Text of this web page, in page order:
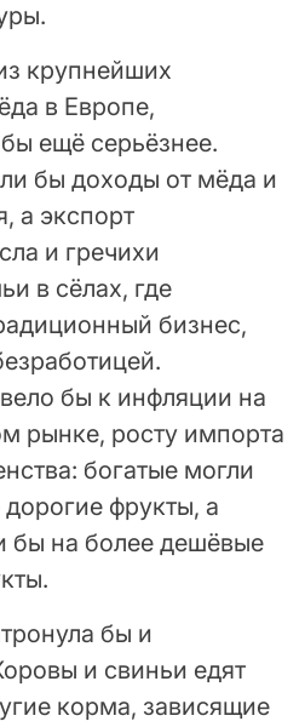
крупнейших
в Европе,
ещё серьёзнее.
бы доходы от мёда и
а экспорт
и гречихи
в сёлах, где
бизнес,
бы к инфляции на
рынке, росту импорта
богатые могли
фрукты, а
на более дешёвые
бы и
и свиньи едят
корма, зависящие